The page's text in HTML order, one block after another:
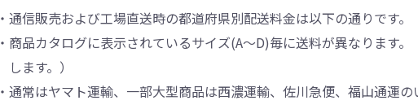
・通信販売および工場直送時の都道府県別配送料金は以下の通りです。
・商品カタログに表示されているサイズ(A～D)毎に送料が異なります
します。）
・通常はヤマト運輸、一部大型商品は西濃運輸、佐川急便、福山通運の